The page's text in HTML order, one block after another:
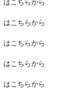
はこちらから
はこちらから
はこちらから
はこちらから